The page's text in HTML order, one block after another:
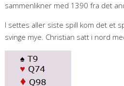
sammenlikner med 1390 fra det
I settes aller siste spill kom det et
svinge mye. Christian satt i nord